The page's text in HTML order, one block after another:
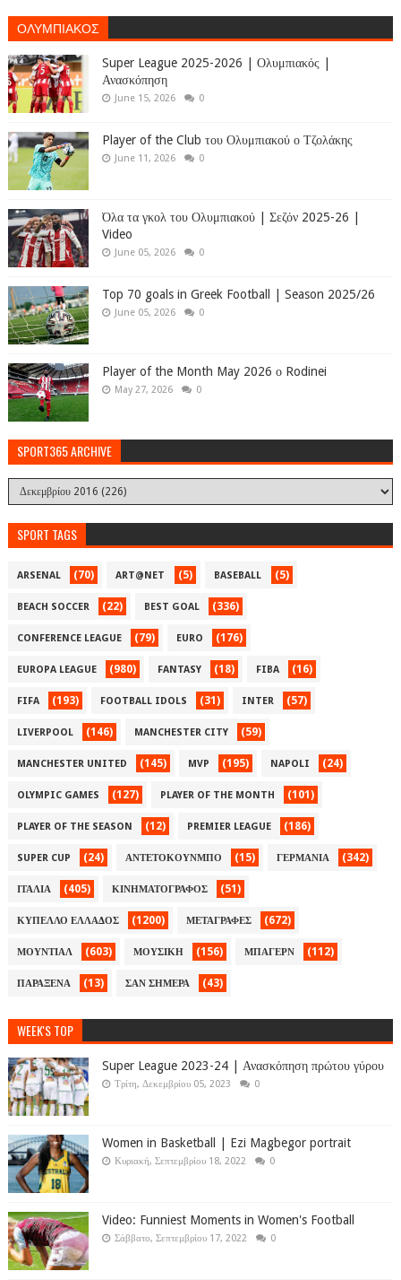
ΟΛΥΜΠΙΑΚΟΣ
Super League 2025-2026 | Ολυμπιακός |
Ανασκόπηση
June 15, 2026 0
Player of the Club του Ολυμπιακού ο Τζολάκης
June 11, 2026 0
Όλα τα γκολ του Ολυμπιακού | Σεζόν 2025-26 |
Video
June 05, 2026 0
Top 70 goals in Greek Football | Season 2025/26
June 05, 2026 0
Player of the Month May 2026 ο Rodinei
May 27, 2026 0
SPORT365 ARCHIVE
SPORT TAGS
ARSENAL (70) ART@NET (5) BASEBALL (5)
BEACH SOCCER (22) BEST GOAL (336)
CONFERENCE LEAGUE (79) EURO (176)
EUROPA LEAGUE (980) FANTASY (18) FIBA (16)
FIFA (193) FOOTBALL IDOLS (31) INTER (57)
LIVERPOOL (146) MANCHESTER CITY (59)
MANCHESTER UNITED (145) MVP (195) NAPOLI (24)
OLYMPIC GAMES (127) PLAYER OF THE MONTH (101)
PLAYER OF THE SEASON (12) PREMIER LEAGUE (186)
SUPER CUP (24) ΑΝΤΕΤΟΚΟΥΝΜΠΟ (15) ΓΕΡΜΑΝΙΑ (342)
ΙΤΑΛΙΑ (405) ΚΙΝΗΜΑΤΟΓΡΑΦΟΣ (51)
ΚΥΠΕΛΛΟ ΕΛΛΑΔΟΣ (1200) ΜΕΤΑΓΡΑΦΕΣ (672)
ΜΟΥΝΤΙΑΛ (603) ΜΟΥΣΙΚΗ (156) ΜΠΑΓΕΡΝ (112)
ΠΑΡΑΞΕΝΑ (13) ΣΑΝ ΣΗΜΕΡΑ (43)
WEEK'S TOP
Super League 2023-24 | Ανασκόπηση πρώτου γύρου
Τρίτη, Δεκεμβρίου 05, 2023 0
Women in Basketball | Ezi Magbegor portrait
Κυριακή, Σεπτεμβρίου 18, 2022 0
Video: Funniest Moments in Women's Football
Σάββατο, Σεπτεμβρίου 17, 2022 0